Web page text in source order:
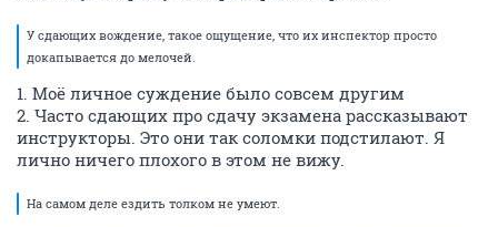
У сдающих вождение, такое ощущение, что их инспектор просто
докапывается до мелочей.
1. Моё личное суждение было совсем другим
2. Часто сдающих про сдачу экзамена рассказывают
инструкторы. Это они так соломки подстилают. Я
лично ничего плохого в этом не вижу.
На самом деле ездить толком не умеют.